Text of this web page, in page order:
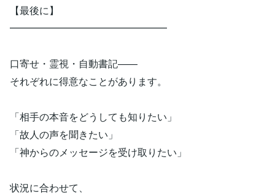
【最後に】
━━━━━━━━━━━━━━━━
口寄せ・霊視・自動書記——
それぞれに得意なことがあります。
「相手の本音をどうしても知りたい」
「故人の声を聞きたい」
「神からのメッセージを受け取りたい」
状況に合わせて、